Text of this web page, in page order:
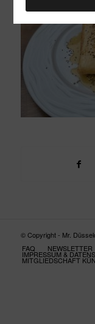
© Copyright - Mr.
FAQ
NEWSLETTER
IMPRESSUM &
MITGLIEDSCHAFT